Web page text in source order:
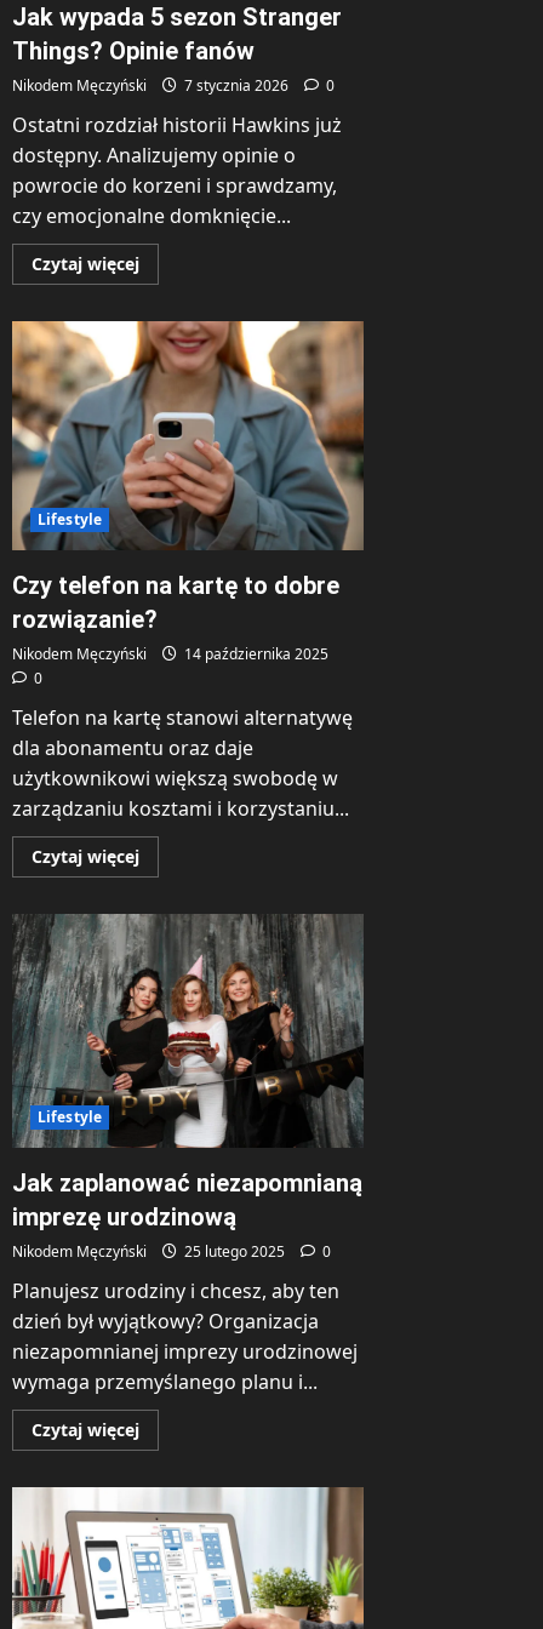
Jak wypada 5 sezon Stranger
Things? Opinie fanów
Nikodem Męczyński 7 stycznia 2026 0
Ostatni rozdział historii Hawkins już
dostępny. Analizujemy opinie o
powrocie do korzeni i sprawdzamy,
czy emocjonalne domknięcie...
Czytaj więcejDowiedz
się
Jak
wypada
5
sezon
Stranger
Things?
Opinie
fanów
Lifestyle
Czy telefon na kartę to dobre
rozwiązanie?
Nikodem Męczyński
14 października 2025
0
Telefon na kartę stanowi alternatywę
dla abonamentu oraz daje
użytkownikowi większą swobodę w
zarządzaniu kosztami i korzystaniu...
Czytaj więcejDowiedz
się
Czy
telefon
na
kartę
to
dobre
rozwiązanie?
Lifestyle
Jak zaplanować niezapomnianą
imprezę urodzinową
Nikodem Męczyński 25 lutego 2025 0
Planujesz urodziny i chcesz, aby ten
dzień był wyjątkowy? Organizacja
niezapomnianej imprezy urodzinowej
wymaga przemyślanego planu i...
Czytaj więcejDowiedz
się
zaplanować
niezapomnianą
imprezę
urodzinową